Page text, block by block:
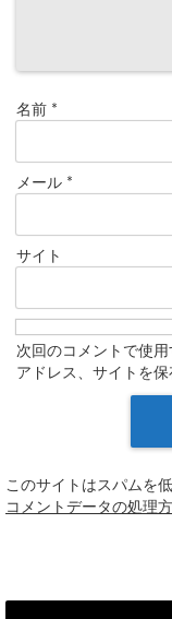
名前 *
メール *
サイト
次回のコメントで使
アドレス、サイトを保
このサイトはスパムを
コメントデータの処理